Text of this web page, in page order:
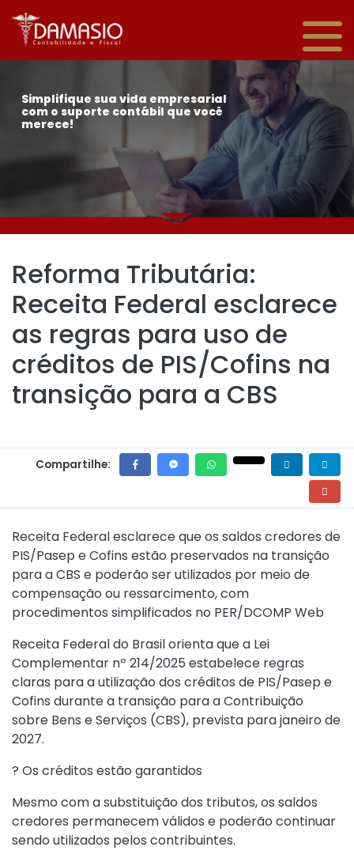
Simplifique sua vida empresarial
com o suporte contábil que você
merece!
Reforma Tributária:
Receita Federal esclarece
as regras para uso de
créditos de PIS/Cofins na
transição para a CBS
Compartilhe:
Receita Federal esclarece que os saldos credores de
PIS/Pasep e Cofins estão preservados na transição
para a CBS e poderão ser utilizados por meio de
compensação ou ressarcimento, com
procedimentos simplificados no PER/DCOMP Web
Receita Federal do Brasil orienta que a Lei
Complementar nº 214/2025 estabelece regras
claras para a utilização dos créditos de PIS/Pasep e
Cofins durante a transição para a Contribuição
sobre Bens e Serviços (CBS), prevista para janeiro de
2027.
? Os créditos estão garantidos
Mesmo com a substituição dos tributos, os saldos
credores permanecem válidos e poderão continuar
sendo utilizados pelos contribuintes.